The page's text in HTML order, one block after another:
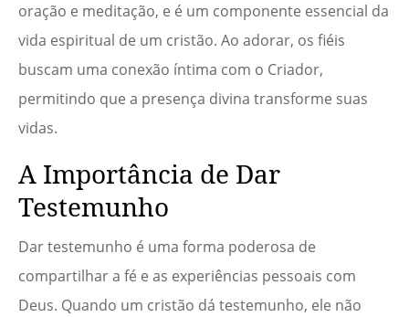
oração e meditação, e é um componente essencial da
vida espiritual de um cristão. Ao adorar, os fiéis
buscam uma conexão íntima com o Criador,
permitindo que a presença divina transforme suas
vidas.
A Importância de Dar
Testemunho
Dar testemunho é uma forma poderosa de
compartilhar a fé e as experiências pessoais com
Deus. Quando um cristão dá testemunho, ele não